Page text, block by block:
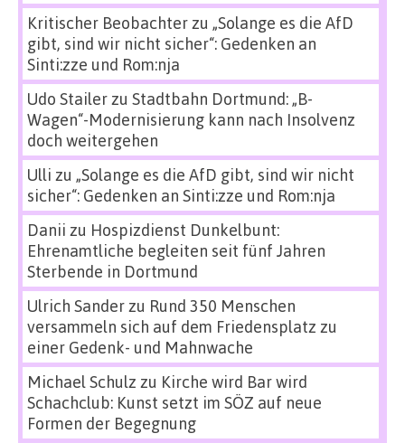
Kritischer Beobachterzu „Solange es die AfD
gibt, sind wir nicht sicher“: Gedenken an
Sinti:zze und Rom:nja
Udo Stailerzu Stadtbahn Dortmund: „B-
Wagen“-Modernisierung kann nach Insolvenz
doch weitergehen
Ulli zu „Solange es die AfD gibt, sind wir nicht
sicher“: Gedenken an Sinti:zze und Rom:nja
Danii zu Hospizdienst Dunkelbunt:
Ehrenamtliche begleiten seit fünf Jahren
Sterbende in Dortmund
Ulrich Sanderzu Rund 350 Menschen
versammeln sich auf dem Friedensplatz zu
einer Gedenk- und Mahnwache
Michael Schulz zu Kirche wird Bar wird
Schachclub: Kunst setzt im SÖZ auf neue
Formen der Begegnung